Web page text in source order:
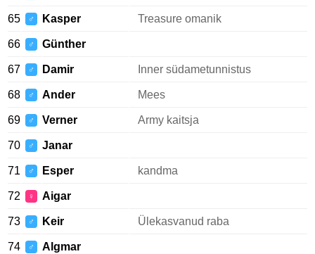
65 ♂ Kasper Treasure omanik
66 ♂ Günther
67 ♂ Damir Inner südametunnistus
68 ♂ Ander Mees
69 ♂ Verner Army kaitsja
70 ♂ Janar
71 ♂ Esper kandma
72 ♀ Aigar
73 ♂ Keir Ülekasvanud raba
74 ♂ Algmar